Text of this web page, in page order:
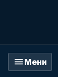
menu Мени